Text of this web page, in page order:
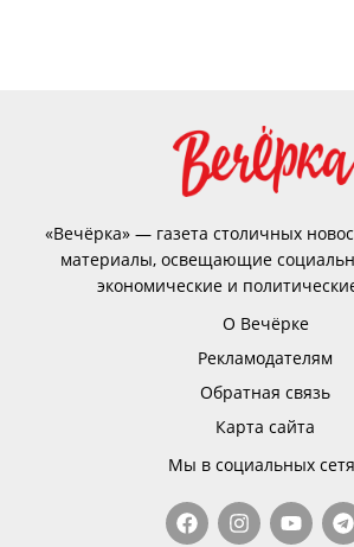
«Вечёрка» — газета столичных
материалы, освещающие
экономические и
О Вечёрке
Рекламодателям
Обратная связь
Карта сайта
Мы в социальных